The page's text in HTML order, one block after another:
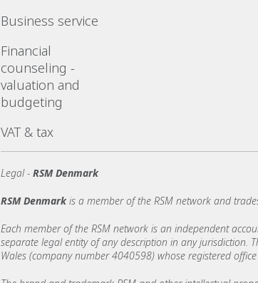
Business service
Financial
counseling -
valuation and
budgeting
VAT & tax
Legal - RSM Denmark
RSM Denmarkis a member of the RSM network and
Each member of the RSM network is an independent
separate legal entity of any description in any jurisdiction.
Wales (company number 4040598) whose registered